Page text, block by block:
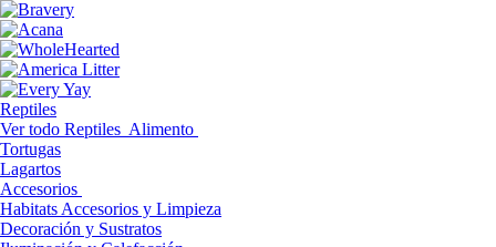
Reptiles
Ver todo Reptiles Alimento
Tortugas
Lagartos
Accesorios
Habitats Accesorios y Limpieza
Decoración y Sustratos